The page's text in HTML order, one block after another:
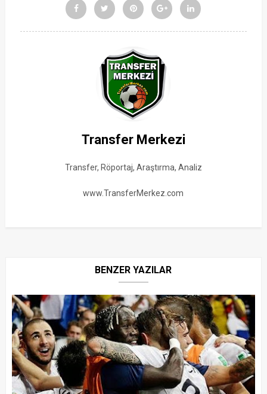
Transfer Merkezi
Transfer, Röportaj, Araştırma, Analiz
www.TransferMerkez.com
BENZER YAZILAR